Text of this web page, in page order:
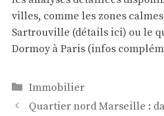
villes, comme les zones
Sartrouville (détails ici) ou le
Dormoy à Paris (infos
Catégories
Immobilier
Quartier nord Marseille :